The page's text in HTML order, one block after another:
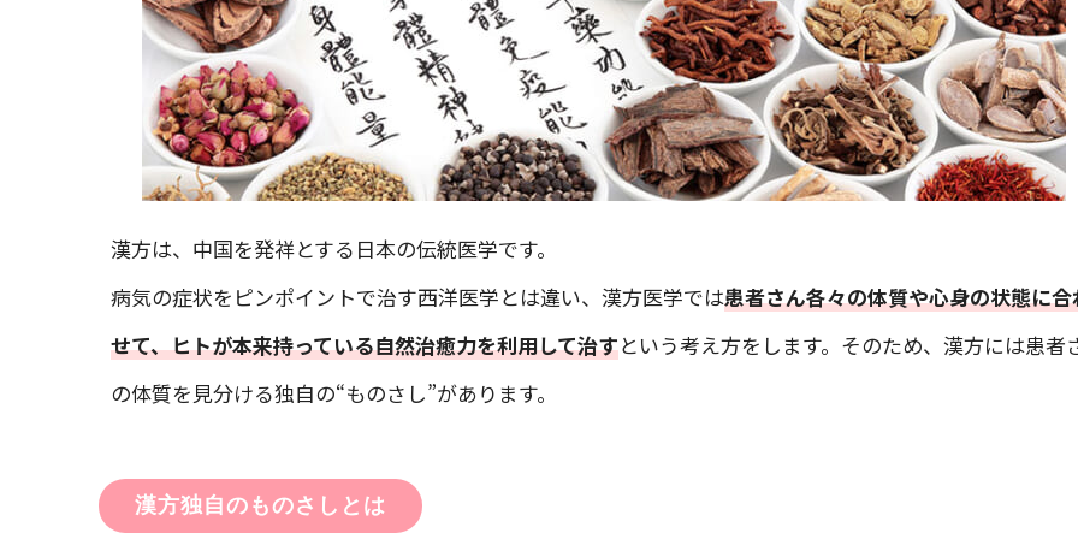
漢方は、中国を発祥とする日本の伝統医学です。
病気の症状をピンポイントで治す西洋医学とは違い、漢方医学では患者さん各々の体質や心身の状態に合
せて、ヒトが本来持っている自然治癒力を利用して治すという考え方をします。そのため、漢方には患者
の体質を見分ける独自の“ものさし”があります。
漢方独自のものさしとは